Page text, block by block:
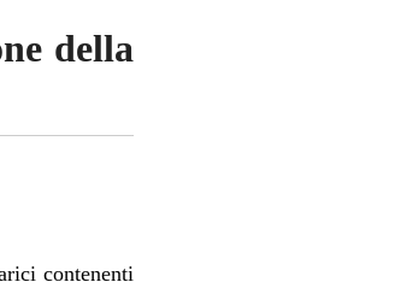
della
contenenti